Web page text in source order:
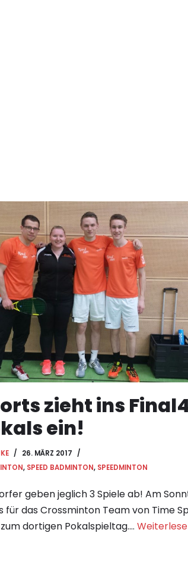
zieht ins
ein!
26. MÄRZ 2017
, SPEED BADMINTON, SPEEDMINTON
geben jeglich 3 Spiele ab! Am
für das Crossminton Team von Time
dortigen Pokalspieltag.…